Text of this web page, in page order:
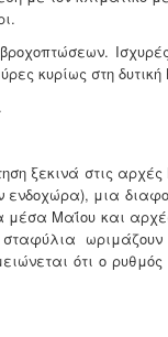
κυρίως στη δυτική
ξεκινά στις
ενδοχώρα), μια
Μαΐου και αρχές
ότι ο